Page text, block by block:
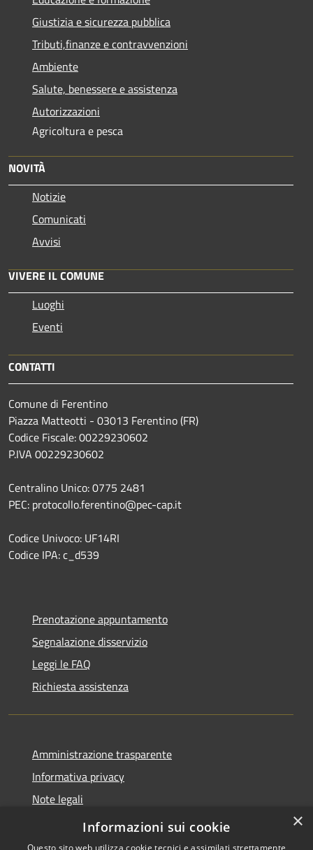
Giustizia e sicurezza pubblica
Tributi,finanze e contravvenzioni
Ambiente
Salute, benessere e assistenza
Autorizzazioni
Agricoltura e pesca
NOVITÀ
Notizie
Comunicati
Avvisi
VIVERE IL COMUNE
Luoghi
Eventi
CONTATTI
Comune di Ferentino
Piazza Matteotti - 03013 Ferentino (FR)
Codice Fiscale: 00229230602
P.IVA 00229230602
Centralino Unico: 0775 2481
PEC: protocollo.ferentino@pec-cap.it
Codice Univoco: UF14RI
Codice IPA: c_d539
Prenotazione appuntamento
Segnalazione disservizio
Leggi le FAQ
Richiesta assistenza
Amministrazione trasparente
Informativa privacy
Note legali
Dichiarazione di accessibilità
×
Informazioni sui cookie
Questo sito web utilizza cookie tecnici e assimilati strettamente